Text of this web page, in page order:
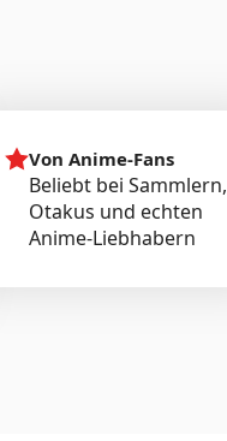
Von Anime-Fans
Beliebt bei Sammlern,
Otakus und echten
Anime-Liebhabern